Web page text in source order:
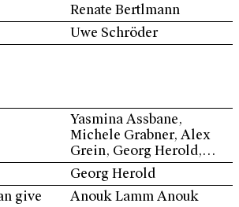
Renate Bertlmann
Uwe Schröder
Yasmina Assbane,
Michele Grabner, Alex
Grein, Georg Herold,
Sabrina Jung, Keti
Kapanadze, Timo Kube,
Martin Pfeifle, Margot
Georg Herold
give
Anouk Lamm Anouk